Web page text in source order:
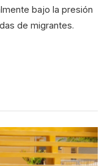
bajo la presión
de migrantes.